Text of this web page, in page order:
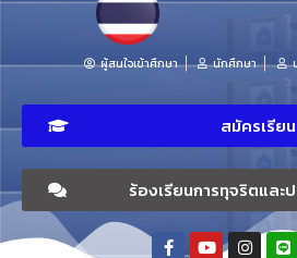
ผู้สนใจเข้าศึกษา นักศึกษา
สมัครเรียน
ร้องเรียนการทุจริตและ